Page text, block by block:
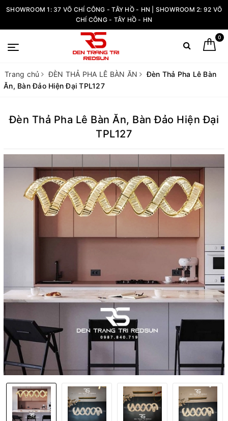
SHOWROOM 1: 37 VÕ CHÍ CÔNG - TÂY HỒ - HN | SHOWROOM 2: 92 VÕ
CHÍ CÔNG - TÂY HỒ - HN
0
Trang chủ ĐÈN THẢ PHA LÊ BÀN ĂN
Đèn Thả Pha Lê Bàn
Ăn, Bàn Đảo Hiện Đại TPL127
Đèn Thả Pha Lê Bàn Ăn, Bàn Đảo Hiện Đại
TPL127